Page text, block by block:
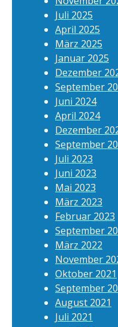
Juli 2025
April 2025
März 2025
Januar 2025
Dezember
September
Juni 2024
April 2024
Dezember
September
Juli 2023
Juni 2023
Mai 2023
März 2023
Februar 2023
September
März 2022
November
Oktober 2021
September
August 2021
Juli 2021